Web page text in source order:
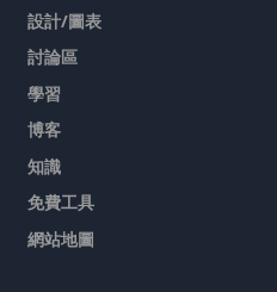
設計/圖表
討論區
學習
博客
知識
免費工具
網站地圖